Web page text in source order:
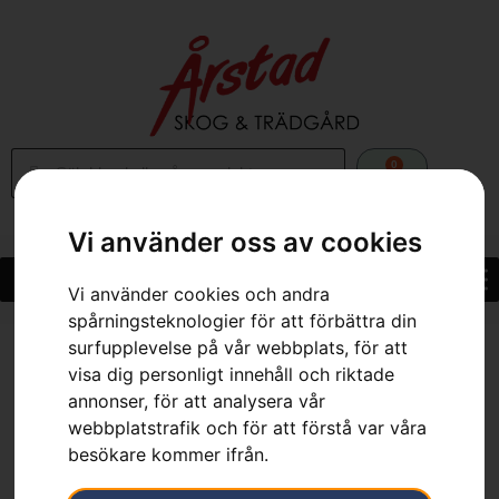
Vi använder oss av cookies
Vi använder cookies och andra
spårningsteknologier för att förbättra din
surfupplevelse på vår webbplats, för att
visa dig personligt innehåll och riktade
annonser, för att analysera vår
webbplatstrafik och för att förstå var våra
besökare kommer ifrån.
0
»Webbutik»Positionsljus och blinkers bak